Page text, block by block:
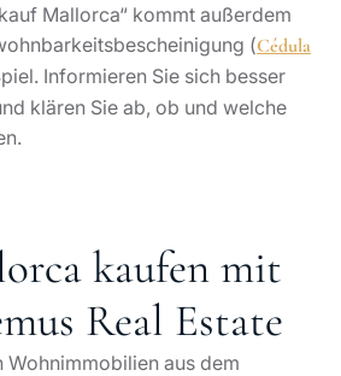
Mallorca“ kommt außerdem
(Cédula
Informieren Sie sich besser
klären Sie ab, ob und welche
kaufen mit
Real Estate
Wohnimmobilien aus dem